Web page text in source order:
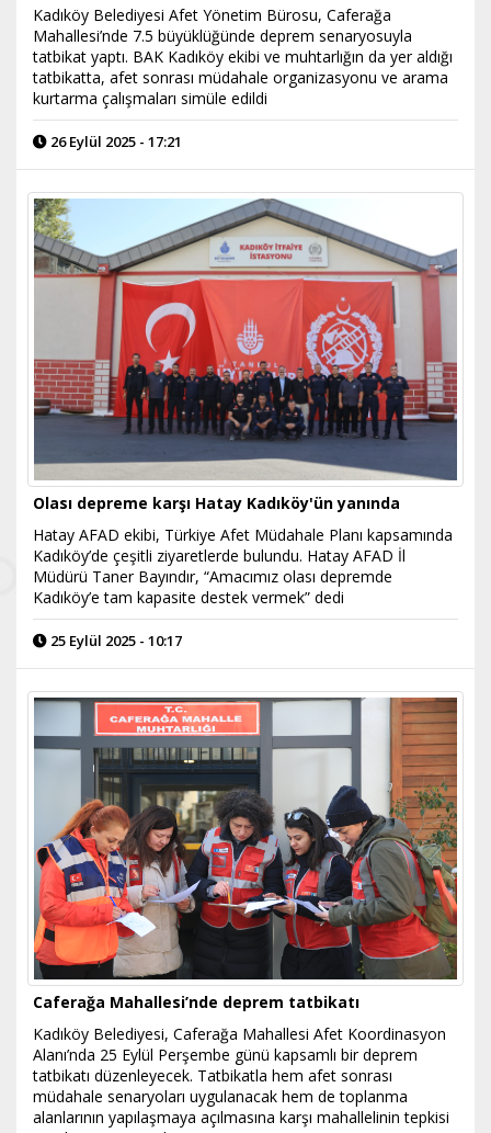
Kadıköy Belediyesi Afet Yönetim Bürosu, Caferağa
Mahallesi’nde 7.5 büyüklüğünde deprem senaryosuyla
tatbikat yaptı. BAK Kadıköy ekibi ve muhtarlığın da yer aldığı
tatbikatta, afet sonrası müdahale organizasyonu ve arama
kurtarma çalışmaları simüle edildi
26 Eylül 2025 - 17:21
Olası depreme karşı Hatay Kadıköy'ün yanında
Hatay AFAD ekibi, Türkiye Afet Müdahale Planı kapsamında
Kadıköy’de çeşitli ziyaretlerde bulundu. Hatay AFAD İl
Müdürü Taner Bayındır, “Amacımız olası depremde
Kadıköy’e tam kapasite destek vermek” dedi
25 Eylül 2025 - 10:17
Caferağa Mahallesi’nde deprem tatbikatı
Kadıköy Belediyesi, Caferağa Mahallesi Afet Koordinasyon
Alanı’nda 25 Eylül Perşembe günü kapsamlı bir deprem
tatbikatı düzenleyecek. Tatbikatla hem afet sonrası
müdahale senaryoları uygulanacak hem de toplanma
alanlarının yapılaşmaya açılmasına karşı mahallelinin tepkisi